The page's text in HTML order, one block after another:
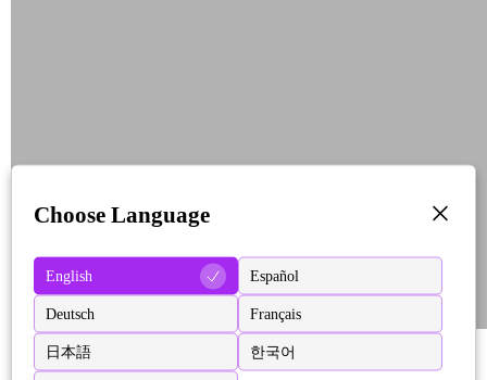
Choose Language
English Español
Deutsch Français
日本語 한국어